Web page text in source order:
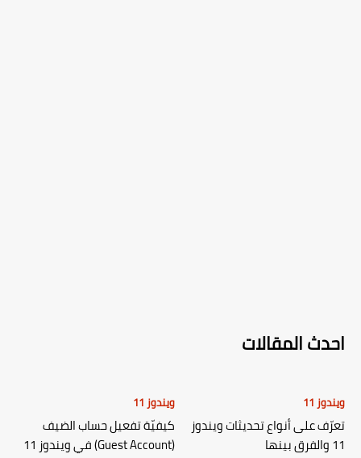
احدث المقالات
ويندوز 11
تعرّف على أنواع تحديثات ويندوز
11 والفرق بينها
ويندوز 11
كيفيّة تفعيل حساب الضيف
(Guest Account) في ويندوز 11